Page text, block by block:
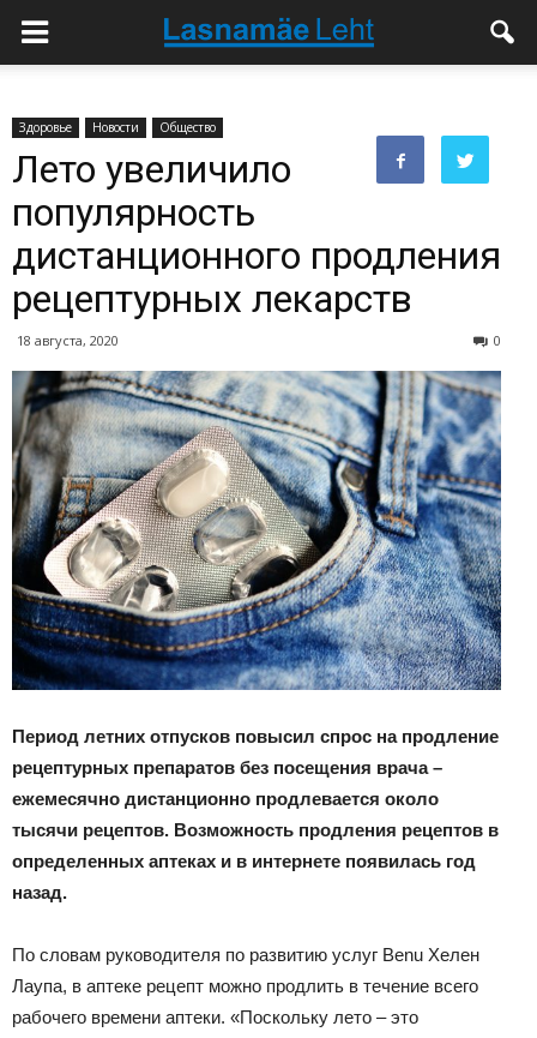
Здоровье Новости Общество
Лето увеличило
популярность
дистанционного продления
рецептурных лекарств
18 августа, 2020 0
Период летних отпусков повысил спрос на продление
рецептурных препаратов без посещения врача –
ежемесячно дистанционно продлевается около
тысячи рецептов. Возможность продления рецептов в
определенных аптеках и в интернете появилась год
назад.
По словам руководителя по развитию услуг Benu Хелен
Лаупа, в аптеке рецепт можно продлить в течение всего
рабочего времени аптеки. «Поскольку лето – это